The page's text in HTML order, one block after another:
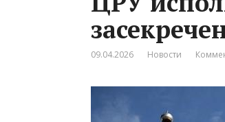
09.04.2026 Новости